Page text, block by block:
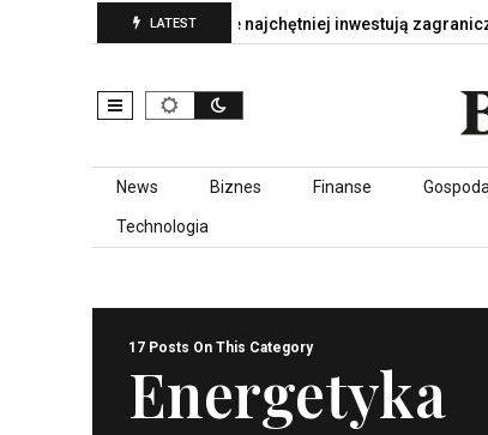
LATEST
serce Polski – gdzie najchętniej inwestują zagraniczne…
Skip to content
News Biznes Finanse
Technologia
17 Posts On This Category
Energetyka